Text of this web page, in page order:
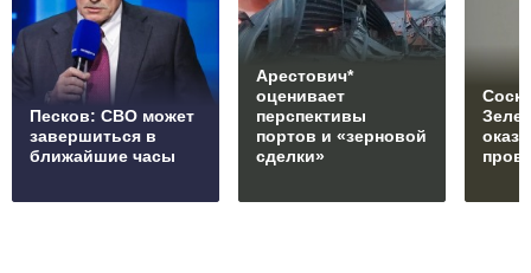
Песков: СВО может
завершиться в
ближайшие часы
Арестович*
оценивает
перспективы
портов и «зерновой
сделки»